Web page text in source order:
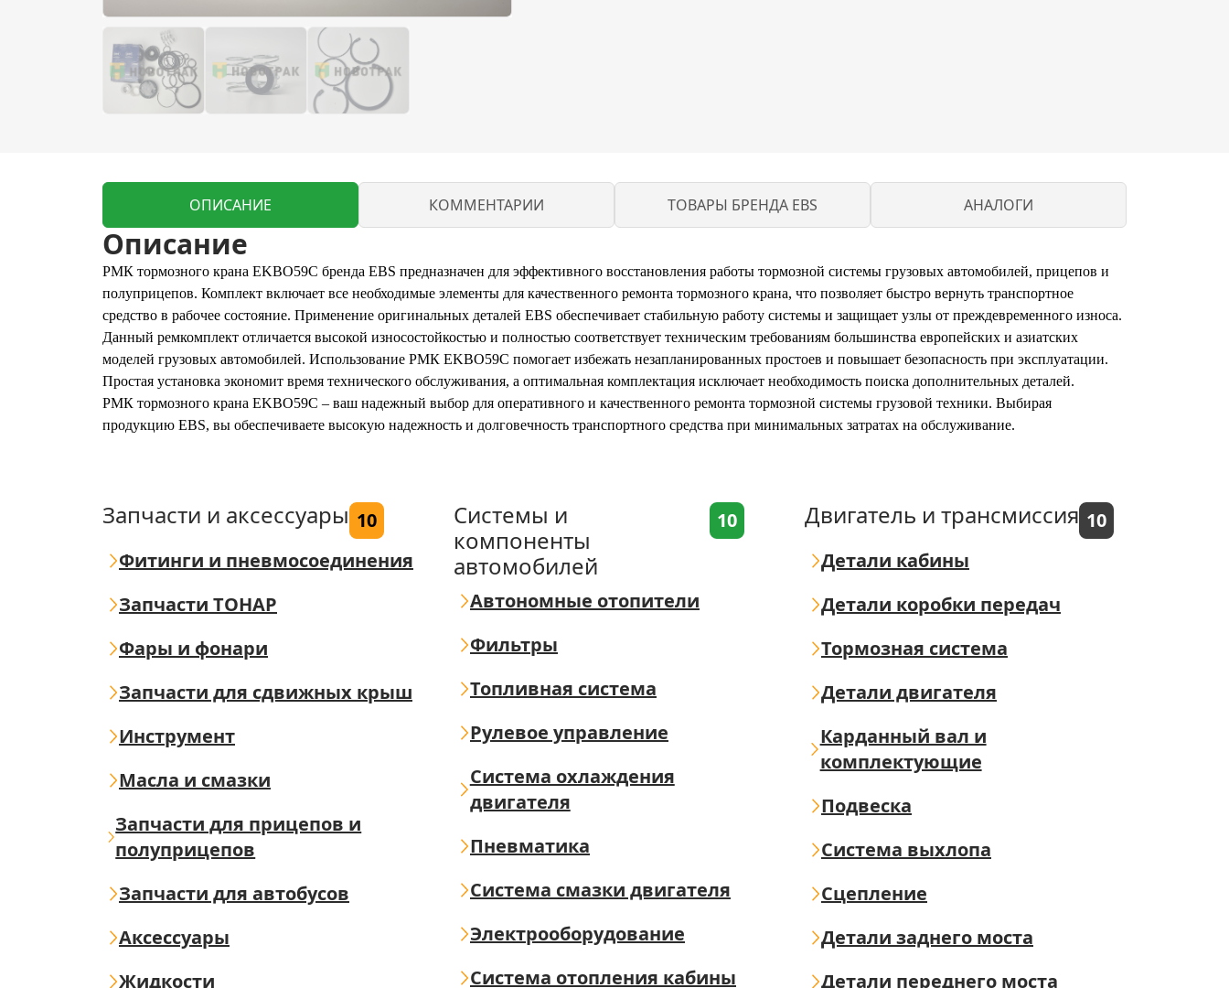
ОПИСАНИЕ КОММЕНТАРИИ ТОВАРЫ БРЕНДА EBS АНАЛОГИ
Описание
РМК тормозного крана EKBO59C бренда EBS предназначен для эффективного восстановления работы тормозной системы грузовых автомобилей, прицепов и
полуприцепов. Комплект включает все необходимые элементы для качественного ремонта тормозного крана, что позволяет быстро вернуть транспортное
средство в рабочее состояние. Применение оригинальных деталей EBS обеспечивает стабильную работу системы и защищает узлы от преждевременного износа.
Данный ремкомплект отличается высокой износостойкостью и полностью соответствует техническим требованиям большинства европейских и азиатских
моделей грузовых автомобилей. Использование РМК EKBO59C помогает избежать незапланированных простоев и повышает безопасность при эксплуатации.
Простая установка экономит время технического обслуживания, а оптимальная комплектация исключает необходимость поиска дополнительных деталей.
РМК тормозного крана EKBO59C – ваш надежный выбор для оперативного и качественного ремонта тормозной системы грузовой техники. Выбирая
продукцию EBS, вы обеспечиваете высокую надежность и долговечность транспортного средства при минимальных затратах на обслуживание.
Запчасти и аксессуары 10
Фитинги и пневмосоединения
Запчасти ТОНАР
Фары и фонари
Запчасти для сдвижных крыш
Инструмент
Масла и смазки
Запчасти для прицепов и
полуприцепов
Запчасти для автобусов
Аксессуары
Жидкости
Системы и
компоненты
автомобилей
10
Автономные отопители
Фильтры
Топливная система
Рулевое управление
Система охлаждения
двигателя
Пневматика
Система смазки двигателя
Электрооборудование
Система отопления кабины
Двигатель и трансмиссия 10
Детали кабины
Детали коробки передач
Тормозная система
Детали двигателя
Карданный вал и
комплектующие
Подвеска
Система выхлопа
Сцепление
Детали заднего моста
Детали переднего моста